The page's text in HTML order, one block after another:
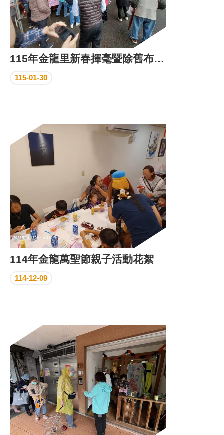
市
鄰
長
名
冊
115年金龍里新春揮毫暨除舊布欣市集活動花絮
115-01-30
114年金龍萬聖節親子活動花絮
114-12-09